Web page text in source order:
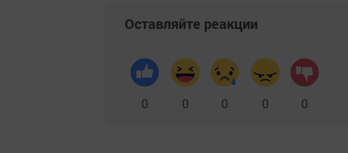
Оставляйте реакции
0 0 0 0 0